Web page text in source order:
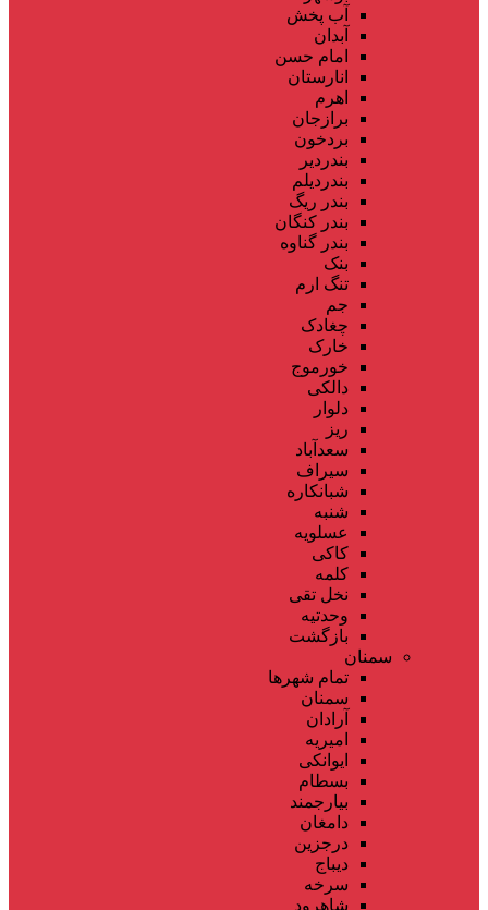
آب پخش
آبدان
امام حسن
انارستان
اهرم
برازجان
بردخون
بندردیر
بندردیلم
بندر ریگ
بندر کنگان
بندر گناوه
بنک
تنگ ارم
جم
چغادک
خارک
خورموج
دالکی
دلوار
ریز
سعدآباد
سیراف
شبانکاره
شنبه
عسلویه
کاکی
کلمه
نخل تقی
وحدتیه
بازگشت
سمنان
تمام شهر‌ها
سمنان
آرادان
امیریه
ایوانکی
بسطام
بیارجمند
دامغان
درجزین
دیباج
سرخه
شاهرود